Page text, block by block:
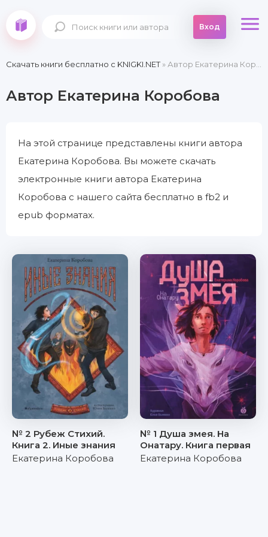
Вход
Скачать книги бесплатно c KNIGKI.NET» Автор Екатерина Коробова
Автор Екатерина Коробова
На этой странице представлены книги автора
Екатерина Коробова. Вы можете скачать
электронные книги автора Екатерина
Коробова с нашего сайта бесплатно в fb2 и
epub форматах.
№ 2 Рубеж Стихий.
Книга 2. Иные знания
Екатерина Коробова
№ 1 Душа змея. На
Онатару. Книга первая
Екатерина Коробова